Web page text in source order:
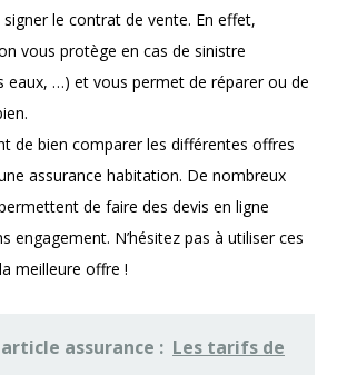
le contrat de vente. En effet,
vous protège en cas de sinistre
eaux, …) et vous permet de réparer ou de
de bien comparer les différentes offres
assurance habitation. De nombreux
de faire des devis en ligne
engagement. N’hésitez pas à utiliser ces
meilleure offre !
assurance : Les tarifs de